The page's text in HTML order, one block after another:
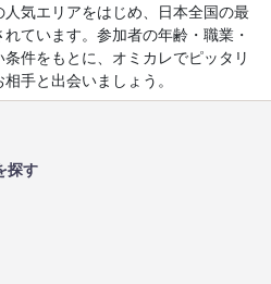
気エリアをはじめ、日本全国の最
ています。参加者の年齢・職業・
件をもとに、オミカレでピッタリ
手と出会いましょう。
探す